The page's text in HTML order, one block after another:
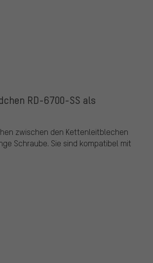
RD-6700-SS als
zwischen den Kettenleitblechen
Schraube. Sie sind kompatibel mit